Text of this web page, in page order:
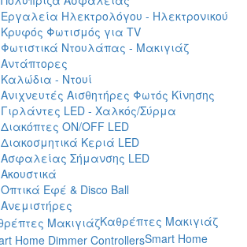
Εργαλεία Ηλεκτρολόγου - Ηλεκτρονικού
Κρυφός Φωτισμός για TV
Φωτιστικά Ντουλάπας - Μακιγιάζ
Αντάπτορες
Καλώδια - Ντουί
Ανιχνευτές Αισθητήρες Φωτός Κίνησης
Γιρλάντες LED - Χαλκός/Σύρμα
Διακόπτες ON/OFF LED
Διακοσμητικά Κεριά LED
Ασφαλείας Σήμανσης LED
Ακουστικά
Οπτικά Εφέ & Disco Ball
Ανεμιστήρες
Καθρέπτες Μακιγιάζ
Smart Home